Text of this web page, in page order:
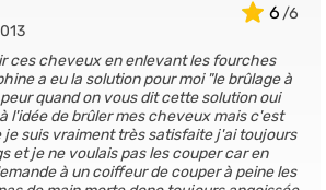
6
ces cheveux en enlevant les fourches
a eu la solution pour moi "le brûlage à
quand on vous dit cette solution oui
l'idée de brûler mes cheveux mais c'est
suis vraiment très satisfaite j'ai toujours
et je ne voulais pas les couper car en
à un coiffeur de couper à peine les